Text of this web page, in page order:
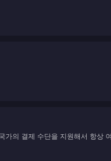
가의 결제 수단을 지원해서 항상